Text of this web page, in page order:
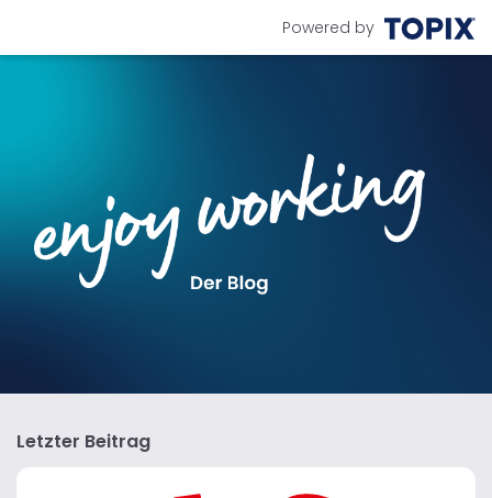
Powered by
Letzter Beitrag